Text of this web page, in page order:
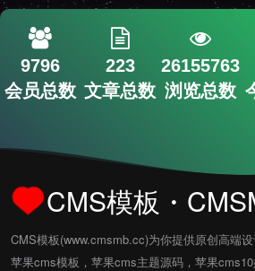
9796
会员总数
223
文章总数
26155763
浏览总数
CMS模板・
CMS模板(www.cmsmb.cc)为你提供原创高端
苹果cms模板，苹果cms主题源码，苹果